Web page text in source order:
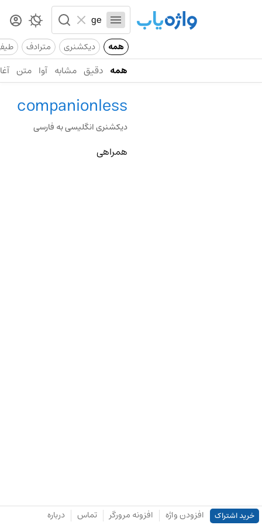
همه دیکشنری مترادف
همه دقیق مشابه آوا متن
companionless
دیکشنری انگلیسی به فارسی
همراهی
خرید اشتراک افزودن واژه افزونه مرورگر تماس درباره